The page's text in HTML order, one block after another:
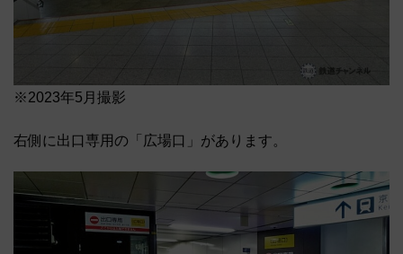
※2023年5月撮影
右側に出口専用の「広場口」があります。